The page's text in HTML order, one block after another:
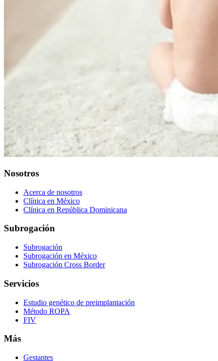
Nosotros
Acerca de nosotros
Clínica en México
Clínica en República Dominicana
Subrogación
Subrogación
Subrogación en México
Subrogación Cross Border
Servicios
Estudio genético de preimplantación
Método ROPA
FIV
Más
Gestantes